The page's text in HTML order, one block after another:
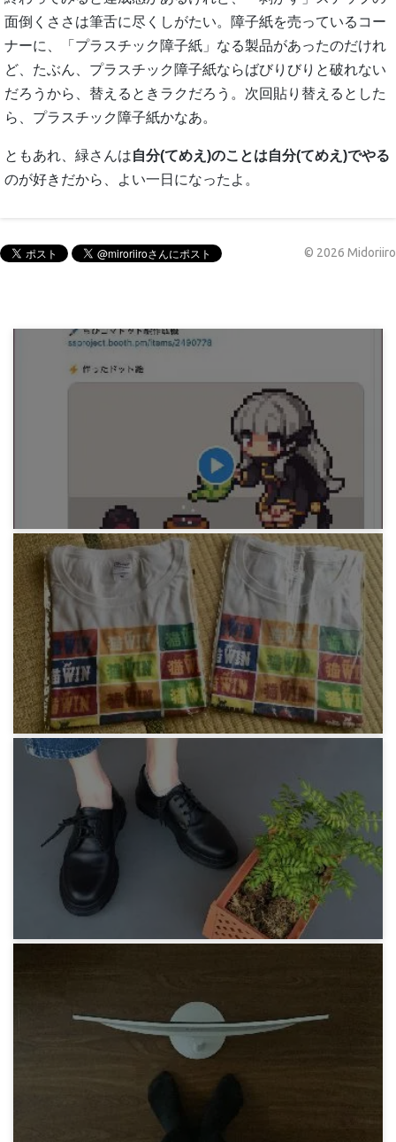
面倒くささは筆舌に尽くしがたい。障子紙を売っているコー
ナーに、「プラスチック障子紙」なる製品があったのだけれ
ど、たぶん、プラスチック障子紙ならばびりびりと破れない
だろうから、替えるときラクだろう。次回貼り替えるとした
ら、プラスチック障子紙かなあ。
ともあれ、緑さんは自分(てめえ)のことは自分(てめえ)でやる
のが好きだから、よい一日になったよ。
© 2026 Midoriiro
みろりHP
『停滞少女』作者さんに Skeb を依頼した
4年前
「猫 WIN」 T-shirt
5年前
Dr.Martens 2足目 1461 MONO 3 HOLE